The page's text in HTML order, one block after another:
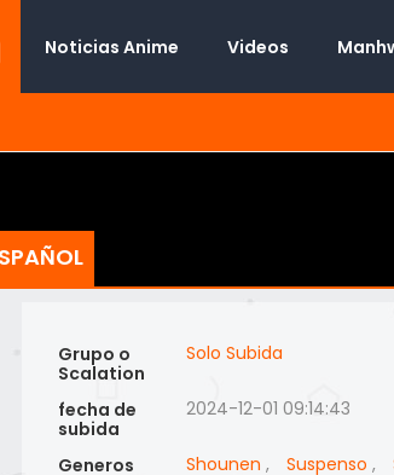
Noticias Anime Videos
Grupo o
Scalation
Solo Subida
fecha de
subida
2024-12-01 09:14:43
Generos Shounen , Suspenso ,